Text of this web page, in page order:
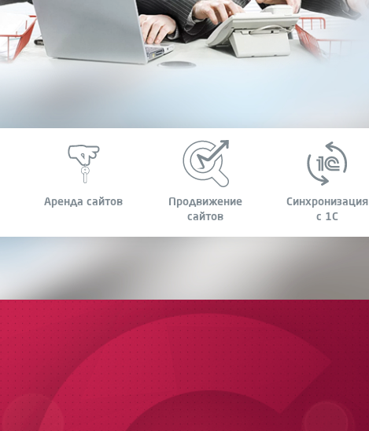
Аренда сайтов
Продвижение
сайтов
Синхронизация
с 1С